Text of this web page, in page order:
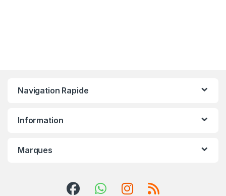
Navigation Rapide
Information
Marques